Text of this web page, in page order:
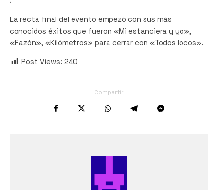
La recta final del evento empezó con sus más
conocidos éxitos que fueron «Mi estanciera y yo»,
«Razón», «Kilómetros» para cerrar con «Todos locos».
Post Views: 240
Compartir